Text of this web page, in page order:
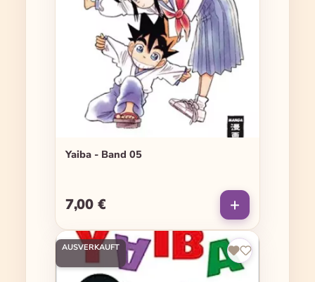
Yaiba - Band 05
Regulärer Preis:
7,00 €
AUSVERKAUFT